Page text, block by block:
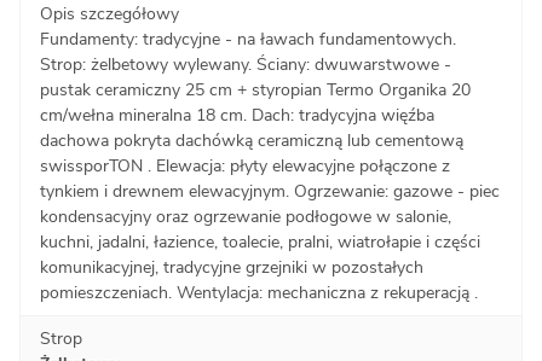
Opis szczegółowy
Fundamenty: tradycyjne - na ławach fundamentowych.
Strop: żelbetowy wylewany. Ściany: dwuwarstwowe -
pustak ceramiczny 25 cm + styropian Termo Organika 20
cm/wełna mineralna 18 cm. Dach: tradycyjna więźba
dachowa pokryta dachówką ceramiczną lub cementową
swissporTON . Elewacja: płyty elewacyjne połączone z
tynkiem i drewnem elewacyjnym. Ogrzewanie: gazowe - piec
kondensacyjny oraz ogrzewanie podłogowe w salonie,
kuchni, jadalni, łazience, toalecie, pralni, wiatrołapie i części
komunikacyjnej, tradycyjne grzejniki w pozostałych
pomieszczeniach. Wentylacja: mechaniczna z rekuperacją .
Strop